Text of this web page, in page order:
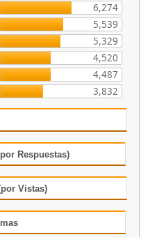
6,274
5,539
5,329
4,520
4,487
3,832
Respuestas)
Vistas)